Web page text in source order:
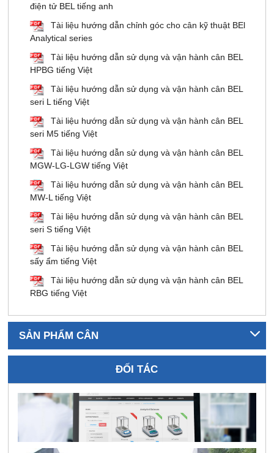
điện tử BEL tiếng anh
Tài liệu hướng dẫn chỉnh góc cho cân kỹ thuật BEl
Analytical series
Tài liệu hướng dẫn sử dụng và vận hành cân BEL
HPBG tiếng Việt
Tài liệu hướng dẫn sử dụng và vận hành cân BEL
seri L tiếng Việt
Tài liệu hướng dẫn sử dụng và vận hành cân BEL
seri M5 tiếng Việt
Tài liệu hướng dẫn sử dụng và vận hành cân BEL
MGW-LG-LGW tiếng Việt
Tài liệu hướng dẫn sử dụng và vận hành cân BEL
MW-L tiếng Việt
Tài liệu hướng dẫn sử dụng và vận hành cân BEL
seri S tiếng Việt
Tài liệu hướng dẫn sử dụng và vận hành cân BEL
sấy ẩm tiếng Việt
Tài liệu hướng dẫn sử dụng và vận hành cân BEL
RBG tiếng Việt
SẢN PHẨM CÂN
ĐỐI TÁC